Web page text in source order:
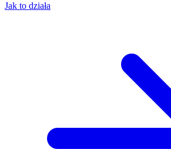
Jak to działa